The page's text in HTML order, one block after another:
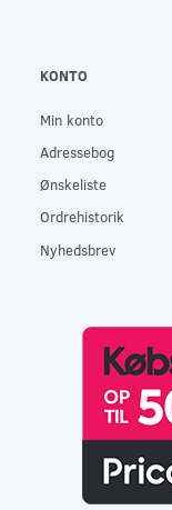
KONTO
Min konto
Adressebog
Ønskeliste
Ordrehistorik
Nyhedsbrev